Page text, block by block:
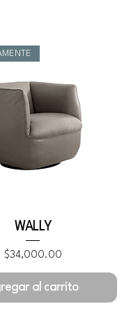
WALLY
Precio
$34,000.00
al carrito